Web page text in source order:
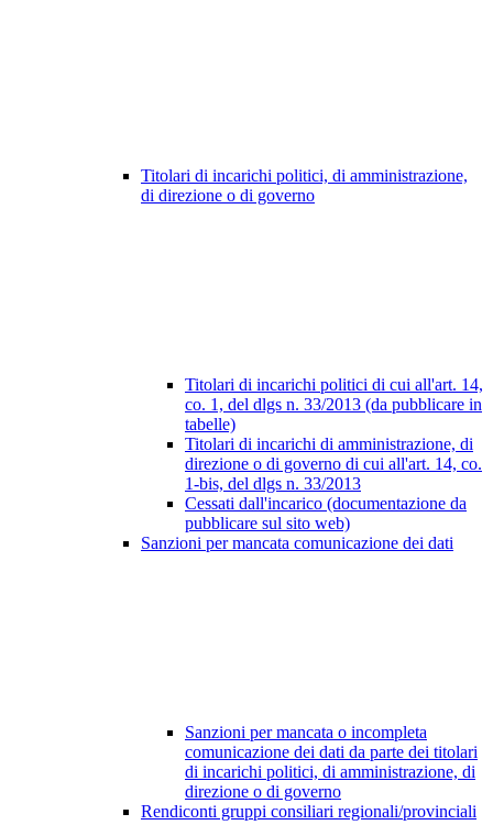
Titolari di incarichi politici, di amministrazione,
di direzione o di governo
Titolari di incarichi politici di cui all'art. 14,
co. 1, del dlgs n. 33/2013 (da pubblicare in
tabelle)
Titolari di incarichi di amministrazione, di
direzione o di governo di cui all'art. 14, co.
1-bis, del dlgs n. 33/2013
Cessati dall'incarico (documentazione da
pubblicare sul sito web)
Sanzioni per mancata comunicazione dei dati
Sanzioni per mancata o incompleta
comunicazione dei dati da parte dei titolari
di incarichi politici, di amministrazione, di
direzione o di governo
Rendiconti gruppi consiliari regionali/provinciali